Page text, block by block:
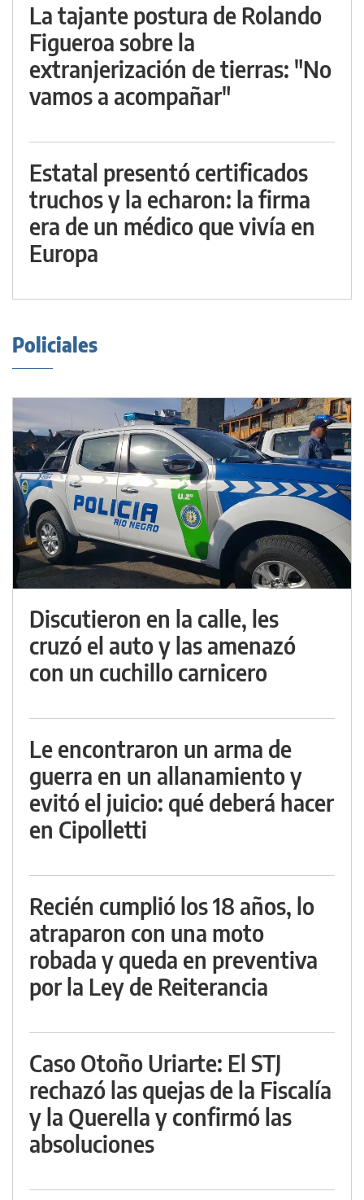
La tajante postura de Rolando
Figueroa sobre la
extranjerización de tierras: "No
vamos a acompañar"
Estatal presentó certificados
truchos y la echaron: la firma
era de un médico que vivía en
Europa
Policiales
Discutieron en la calle, les
cruzó el auto y las amenazó
con un cuchillo carnicero
Le encontraron un arma de
guerra en un allanamiento y
evitó el juicio: qué deberá hacer
en Cipolletti
Recién cumplió los 18 años, lo
atraparon con una moto
robada y queda en preventiva
por la Ley de Reiterancia
Caso Otoño Uriarte: El STJ
rechazó las quejas de la Fiscalía
y la Querella y confirmó las
absoluciones